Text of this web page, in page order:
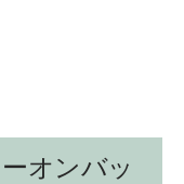
オンバッ